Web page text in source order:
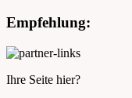
Empfehlung:
Ihre Seite hier?